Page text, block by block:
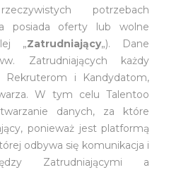
potrzebach
posiada oferty lub wolne
„Zatrudniający„). Dane
Zatrudniających każdy
Rekruterom i Kandydatom,
W tym celu Talentoo
danych, za które
ponieważ jest platformą
odbywa się komunikacja i
Zatrudniającymi a